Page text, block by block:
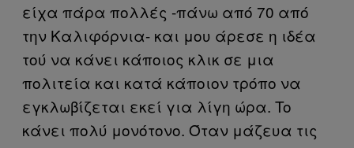
είχα πάρα πολλές -πάνω από 70 από
την Καλιφόρνια- και μου άρεσε η ιδέα
τού να κάνει κάποιος κλικ σε μια
πολιτεία και κατά κάποιον τρόπο να
εγκλωβίζεται εκεί για λίγη ώρα. To
κάνει πολύ μονότονο. Όταν μάζευα τις